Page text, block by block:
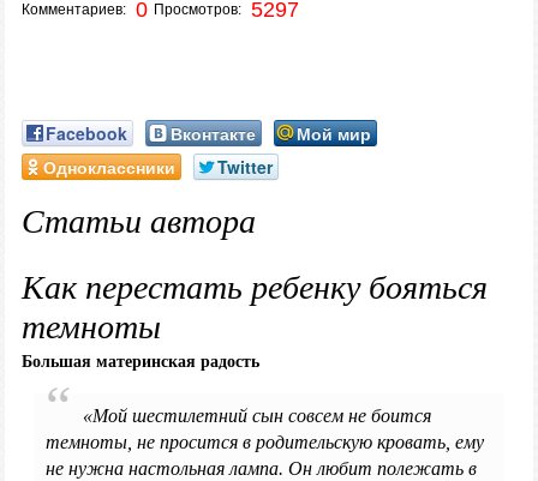
Комментариев: 0 Просмотров: 5297
Facebook Вконтакте
Мой мир
Одноклассники
Twitter
Статьи автора
Как перестать ребенку бояться
темноты
Большая материнская радость
«Мой шестилетний сын совсем не боится
темноты, не просится в родительскую кровать, ему
не нужна настольная лампа. Он любит полежать в